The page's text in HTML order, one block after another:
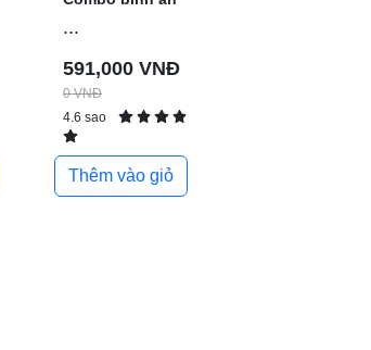
...
591,000 VNĐ
0 VNĐ
4.6 sao
Thêm vào giỏ